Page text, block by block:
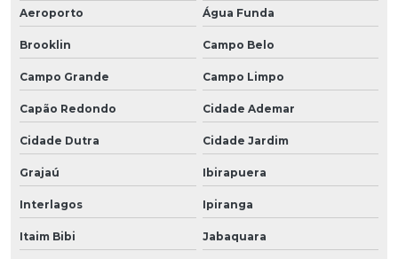
Aeroporto
Água Funda
Brooklin Campo Belo
Campo Grande Campo Limpo
Capão Redondo Cidade Ademar
Cidade Dutra Cidade Jardim
Grajaú Ibirapuera
Interlagos Ipiranga
Itaim Bibi Jabaquara